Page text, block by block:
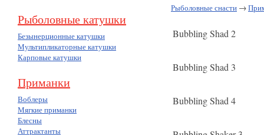
Рыболовные катушки
Безынерционные катушки
Мультипликаторные катушки
Карповые катушки
Приманки
Воблеры
Мягкие приманки
Блесны
Аттрактанты
Рыболовные снасти →
Bubbling Shad 2
Bubbling Shad 3
Bubbling Shad 4